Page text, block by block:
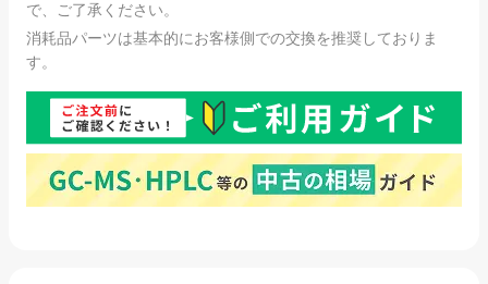
で、ご了承ください。
消耗品パーツは基本的にお客様側での交換を推奨しておりま
す。